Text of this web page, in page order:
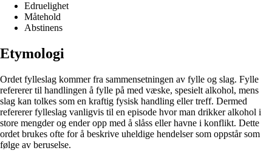
Edruelighet
Måtehold
Abstinens
Etymologi
Ordet fylleslag kommer fra sammensetningen av fylle og slag. Fylle
refererer til handlingen å fylle på med væske, spesielt alkohol, mens
slag kan tolkes som en kraftig fysisk handling eller treff. Dermed
refererer fylleslag vanligvis til en episode hvor man drikker alkohol i
store mengder og ender opp med å slåss eller havne i konflikt. Dette
ordet brukes ofte for å beskrive uheldige hendelser som oppstår som
følge av beruselse.